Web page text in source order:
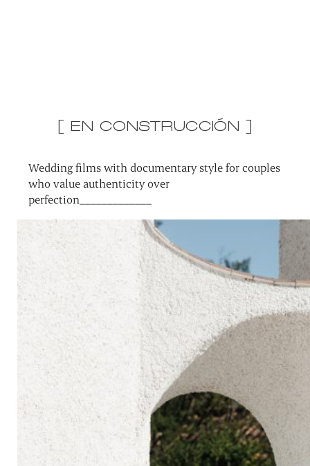
[ EN CONSTRUCCIÓN ]
Wedding films with documentary style for couples
who value authenticity over
perfection_____________